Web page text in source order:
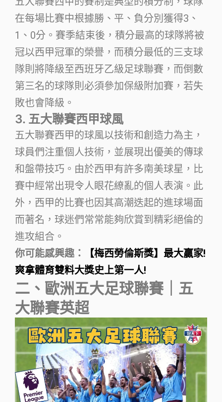
在每場比賽中根據勝、平、負分別獲得3、
1、0分。賽季結束後，積分最高的球隊將被
冠以西甲冠軍的榮譽，而積分最低的三支球
隊則將降級至西班牙乙級足球聯賽，而倒數
第三名的球隊則必須參加保級附加賽，若失
敗也會降級。
3. 五大聯賽西甲球風
五大聯賽西甲的球風以技術和創造力為主，
球員們注重個人技術，並展現出優美的傳球
和盤帶技巧。由於西甲有許多南美球星，比
賽中經常出現令人眼花繚亂的個人表演。此
外，西甲的比賽也因其高潮迭起的進球場面
而著名，球迷們常常能夠欣賞到精彩絕倫的
進攻組合。
你可能感興趣：
【梅西勞倫斯獎】最大贏家!
爽拿體育雙料大獎史上第一人!
二、歐洲五大足球聯賽｜五
大聯賽英超